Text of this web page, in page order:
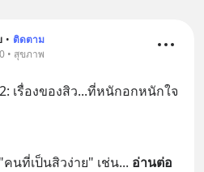
• ติดตาม
• สุขภาพ
เรื่องของสิว...ที่หนักอกหนักใจ
นที่เป็นสิวง่าย" เช่น... อ่านต่อ